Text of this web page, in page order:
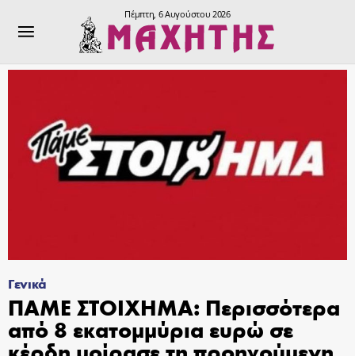
Πέμπτη, 6 Αυγούστου 2026
Γενικά
ΠΑΜΕ ΣΤΟΙΧΗΜΑ: Περισσότερα
από 8 εκατομμύρια ευρώ σε